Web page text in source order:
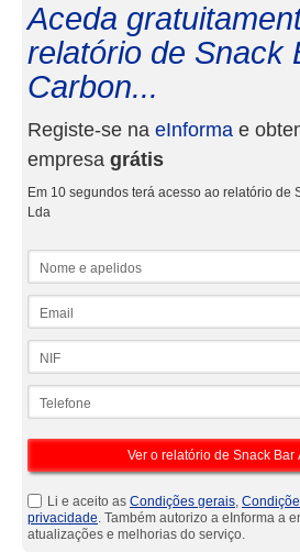
Aceda
relatório de Snack
Carbon...
Registe-se na eInforma e
empresa grátis
Em 10 segundos terá acesso ao relatório de
Lda
Li e aceito as Condições gerais,
privacidade. Também autorizo a eInforma a
atualizações e melhorias do serviço.